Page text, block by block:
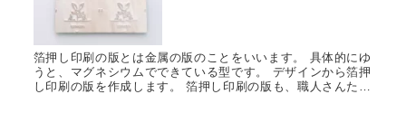
箔押し印刷の版とは金属の版のことをいいます。 具体的にゆ
うと、マグネシウムでできている型です。 デザインから箔押
し印刷の版を作成します。 箔押し印刷の版も、職人さんたち